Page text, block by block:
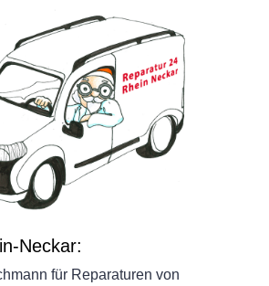
Neckar:
für Reparaturen von